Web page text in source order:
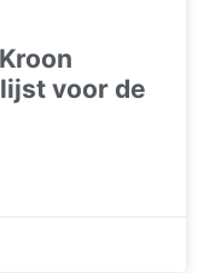
voor de